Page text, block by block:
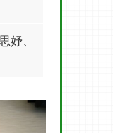
妤、